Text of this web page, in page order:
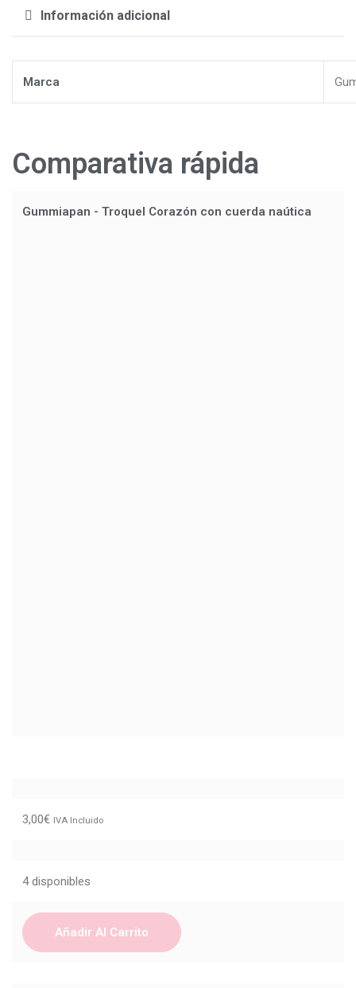
Información adicional
Marca
Comparativa rápida
Gummiapan - Troquel Corazón con cuerda naútica
3,00€ IVA Incluido
4 disponibles
Añadir Al Carrito